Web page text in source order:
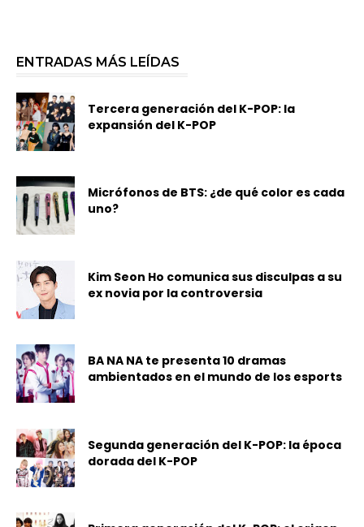
ENTRADAS MÁS LEÍDAS
Tercera generación del K-POP: la
expansión del K-POP
Micrófonos de BTS: ¿de qué color es cada
uno?
Kim Seon Ho comunica sus disculpas a su
ex novia por la controversia
BA NA NA te presenta 10 dramas
ambientados en el mundo de los esports
Segunda generación del K-POP: la época
dorada del K-POP